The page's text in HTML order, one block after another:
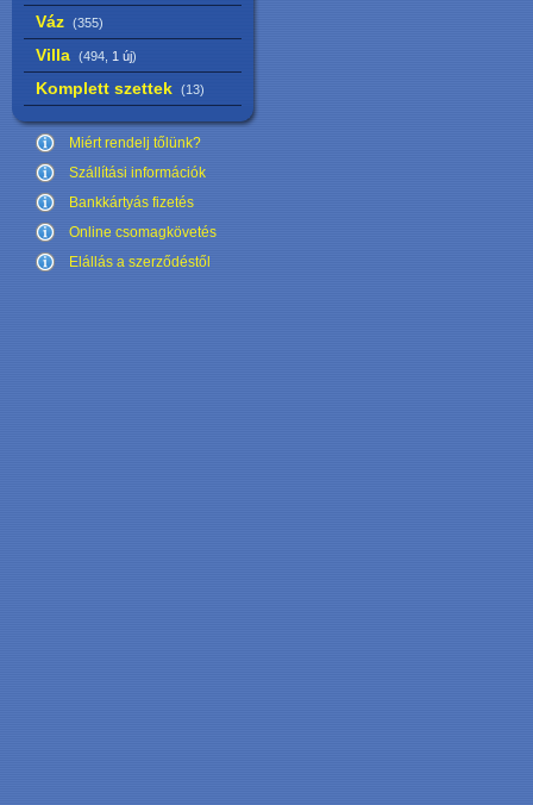
Váz (355)
Villa (494, 1 új)
Komplett szettek (13)
Miért rendelj tőlünk?
Szállítási információk
Bankkártyás fizetés
Online csomagkövetés
Elállás a szerződéstől